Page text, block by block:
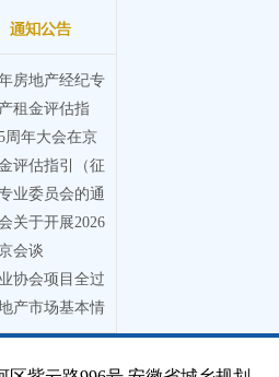
房地产经纪专
租金评估指
周年大会在京
评估指引（征
业委员会的通
关于开展2026
会谈
协会项目全过
产市场基本情